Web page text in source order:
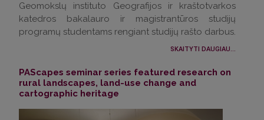
Geomokslų instituto Geografijos ir kraštotvarkos
katedros bakalauro ir magistrantūros studijų
programų studentams rengiant studijų rašto darbus.
SKAITYTI DAUGIAU...
PAScapes seminar series featured research on
rural landscapes, land-use change and
cartographic heritage